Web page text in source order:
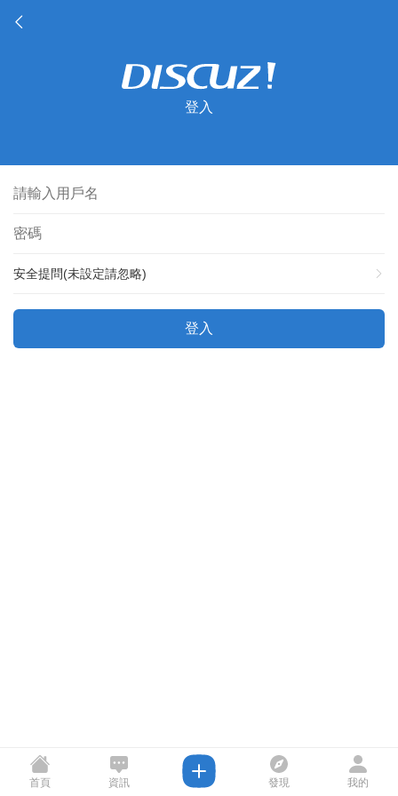
登入
安全提問(未設定請忽略)
登入
首頁 資訊 發現 我的